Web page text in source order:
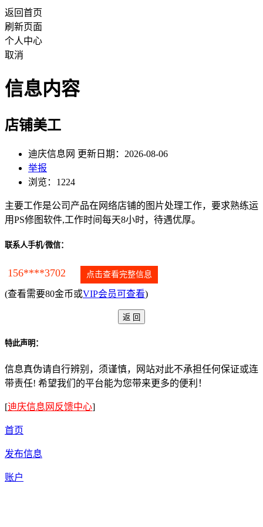
返回首页
刷新页面
个人中心
取消
信息内容
店铺美工
迪庆信息网 更新日期：2026-08-06
举报
浏览：1224
主要工作是公司产品在网络店铺的图片处理工作，要求熟练运
用PS修图软件,工作时间每天8小时，待遇优厚。
联系人手机/微信：
156****3702 点击查看完整信息
(查看需要80金币或VIP会员可查看)
特此声明：
信息真伪请自行辨别，须谨慎，网站对此不承担任何保证或连
带责任! 希望我们的平台能为您带来更多的便利！
[迪庆信息网反馈中心]
首页
发布信息
账户